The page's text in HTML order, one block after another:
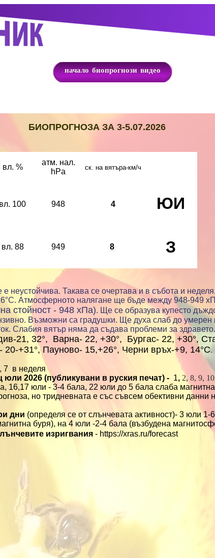
начало биопрогнози видео
ИОПРОГНОЗА ЗА 3-5.07.2026
вл. %
атм. нал.
hPa
ск. на вятъра-км/ч
вл. 100 948 4 ЮИ
вл. 88 949 8 З
неустойчива. Такава се очертава и в събота и
Атмосферното налягане ще бъде между 948-949
стойност - 948 хПа). Ще се образува купесто
Възможни са градушки. Ще духа слаб до умерен
Слабия вятър няма да съдава проблеми за здравето.
21, 32°, Варна- 22, +30°, Бургас- 22, +30°,
+31°, Пауново- 15,+26°, Черни връх-+9, 14°C.
7 в неделя
юли 2026 (публикувани в руския печат) - 1, 2, 8, 9,
16,17 юли - 3-4 бала, 22 юли до 5 бала слаба
но тридневната е със съвсем обективни данни
дни (определя се от слънчевата активност)- 3 юли 1-
буря), на 4 юли -2-4 бала (възбудена
изригвания - https://xras.ru/forecast